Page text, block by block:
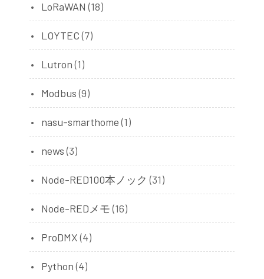
LoRaWAN (18)
LOYTEC(7)
Lutron(1)
Modbus(9)
nasu-smarthome(1)
news(3)
Node-RED100本ノック (31)
Node-REDメモ(16)
ProDMX(4)
Python(4)